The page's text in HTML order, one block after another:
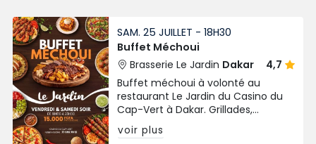
SAM. 25 JUILLET - 18H30
Buffet Méchoui
Brasserie Le Jardin Dakar
4,7
Buffet méchoui à volonté au
restaurant Le Jardin du Casino du
Cap-Vert à Dakar. Grillades,
spécialités variées chaque vendredi
et samedi soir.
voir plus